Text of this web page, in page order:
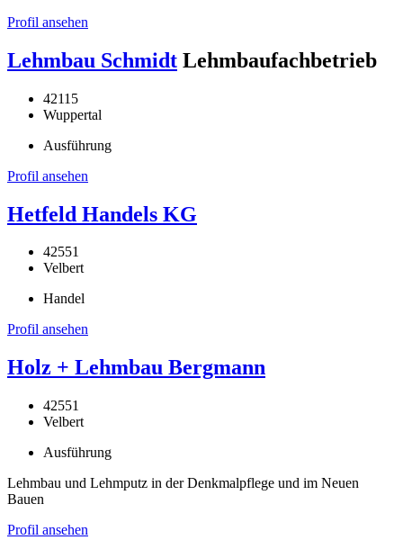
Profil ansehen
Lehmbau Schmidt Lehmbaufachbetrieb
42115
Wuppertal
Ausführung
Profil ansehen
Hetfeld Handels KG
42551
Velbert
Handel
Profil ansehen
Holz + Lehmbau Bergmann
42551
Velbert
Ausführung
Lehmbau und Lehmputz in der Denkmalpflege und im Neuen
Bauen
Profil ansehen